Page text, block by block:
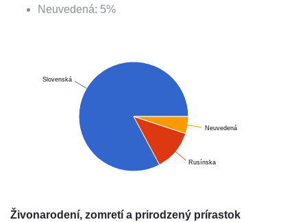
Neuvedená: 5%
Slovenská
Rusínska
Neuvedená
Živonarodení, zomretí a prirodzený prírastok